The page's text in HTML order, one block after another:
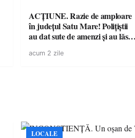
ACȚIUNE. Razie de amploare
în județul Satu Mare! Polițiștii
au dat sute de amenzi și au lăsat
singură zi
acum 2 zile
LOCALE